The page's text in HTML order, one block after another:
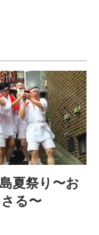
夏祭り〜お
る〜